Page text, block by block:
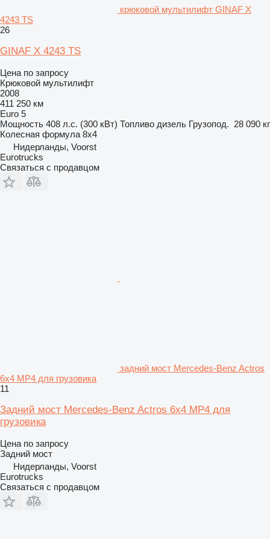
крюковой мультилифт GINAF X
4243 TS
26
GINAF X 4243 TS
Цена по запросу
Крюковой мультилифт
2008
411 250 км
Euro 5
Мощность 408 л.с. (300 кВт) Топливо дизель Грузопод. 28 090 кг
Колесная формула 8x4
Нидерланды, Voorst
Eurotrucks
Связаться с продавцом
задний мост Mercedes-Benz Actros
6x4 MP4 для грузовика
11
Задний мост Mercedes-Benz Actros 6x4 MP4 для
грузовика
Цена по запросу
Задний мост
Нидерланды, Voorst
Eurotrucks
Связаться с продавцом